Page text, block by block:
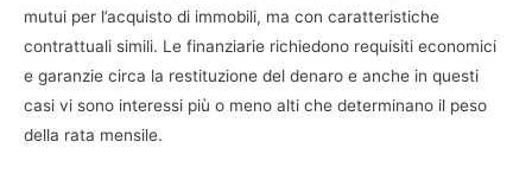
mutui per l’acquisto di immobili, ma con caratteristiche
contrattuali simili. Le finanziarie richiedono requisiti economici
e garanzie circa la restituzione del denaro e anche in questi
casi vi sono interessi più o meno alti che determinano il peso
della rata mensile.